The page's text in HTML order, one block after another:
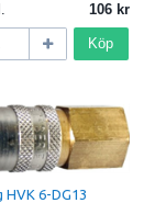
106
Köp
HVK 6-DG13